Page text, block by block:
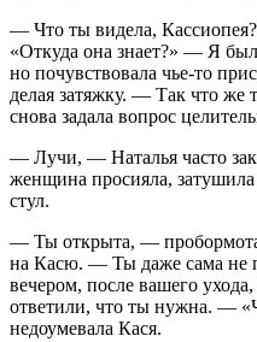
— Что ты видела,
«Откуда она знает?» — Я
но почувствовала чье-то
делая затяжку. — Так что
снова задала вопрос
— Лучи, — Наталья часто
женщина просияла, затушила
стул.
— Ты открыта, —
на Касю. — Ты даже сама не
вечером, после вашего
ответили, что ты нужна. — «
недоумевала Кася.